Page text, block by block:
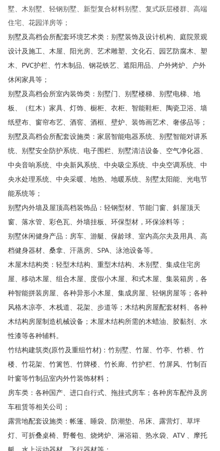
墅、木别墅、轻钢别墅、新型复合材料别墅、复式跃层楼群、高端
住宅、花园洋房等；
别墅及高档会所配套环境艺术类：别墅装饰及设计机构、庭院景观
设计及施工、木屋、阳光房、艺术雕塑、文化石、园艺防腐木、塑
木、PVC护栏、竹木制品、钢花铁艺、遮阳用品、户外烤炉、户外
休闲家具等；
别墅及高档会所室内装饰类：别墅门、别墅楼梯、别墅电梯、地
板、（红木）家具、灯饰、橱柜、衣柜、智能鞋柜、陶瓷卫浴、墙
纸壁布、窗帘布艺、酒窖、酒框、壁炉、装饰画艺术、奢侈品等；
别墅及高档会所配套设施类：家居智能电器系统、别墅智能对讲系
统、别墅安全防护系统、电子围栏、别墅清洁设备、空气净化器、
中央音响系统、中央新风系统、中央吸尘系统、中央空调系统、中
央水处理系统、中央采暖、地热、地暖系统、别墅太阳能、光电节
能系统等；
别墅内外墙及屋顶高档装饰品：轻钢型材、节能门窗、斜屋顶天
窗、落水管、彩色瓦、外墙挂板、环保型材，环保涂料等；
别墅休闲健身产品：房车、游艇、保龄球、室内高尔夫及用具、高
档健身器材、桑拿、汗蒸房、SPA、泳池设备等。
木屋木结构类：轻型木结构、重型木结构、木别墅、集成住宅房
屋、移动木屋、组合木屋、度假小木屋、和式木屋、集装箱房，各
种智能拼装房屋、各种异形小木屋、集成房屋、轻钢房屋等；各种
风格木凉亭、木栈道、花架、步道等；木结构房屋配套材料、各种
木结构房屋制造机械设备；木屋木结构所需的木蜡油、胶黏剂、水
性漆等各种辅料。
竹结构建筑类(原竹及重组竹材)：竹别墅、竹屋、竹亭、竹桥、竹
楼、竹花架、竹篱笆、竹牌楼、竹长廊、竹护栏、竹屏风、竹制百
叶窗等竹制品室内外竹装饰材料；
房车类：各种国产、进口自行式、拖挂式房车；各种房车配件及房
车租赁等相关公司；
露营地配套设施类：帐篷、睡袋、防潮垫、吊床、露营灯、草坪
灯、可折叠桌椅、野餐包、烧烤炉、淋浴箱、热水袋、ATV 、摩托